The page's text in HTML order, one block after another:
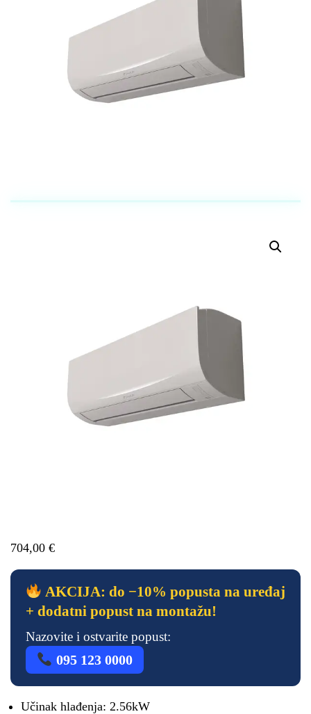
704,00 €
AKCIJA: do −10% popusta na uređaj
+ dodatni popust na montažu!
Nazovite i ostvarite popust:
095 123 0000
Učinak hlađenja: 2.56kW